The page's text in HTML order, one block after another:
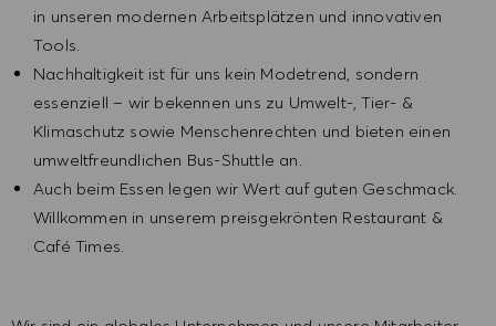
in unseren modernen Arbeitsplätzen und innovativen
Tools.
Nachhaltigkeit ist für uns kein Modetrend, sondern
essenziell – wir bekennen uns zu Umwelt-, Tier- &
Klimaschutz sowie Menschenrechten und bieten einen
umweltfreundlichen Bus-Shuttle an.
Auch beim Essen legen wir Wert auf guten Geschmack.
Willkommen in unserem preisgekrönten Restaurant &
Café Times.